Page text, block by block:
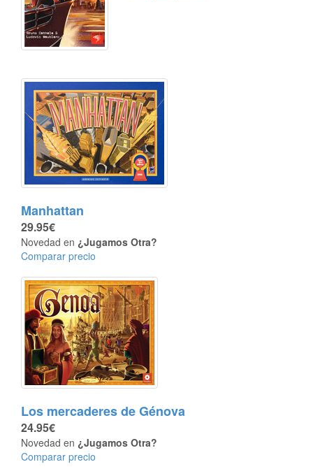
Manhattan
29.95€
Novedad en ¿Jugamos Otra?
Comparar precio
Los mercaderes de Génova
24.95€
Novedad en ¿Jugamos Otra?
Comparar precio